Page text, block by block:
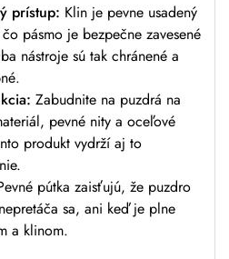
prístup: Klin je pevne usadený
pásmo je bezpečne zavesené
nástroje sú tak chránené a
Zabudnite na puzdrá na
pevné nity a oceľové
produkt vydrží aj to
pútka zaisťujú, že puzdro
sa, ani keď je plne
a klinom.